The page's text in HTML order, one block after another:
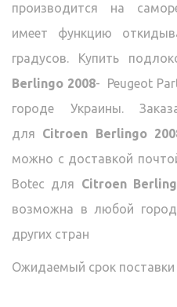
производится на
имеет функцию
градусов. Купить
Berlingo 2008-
Peugeot
городе Украины.
для Citroen Berlingo
можно с доставкой
Botec для Citroen
возможна в любой
других стран
Ожидаемый срок поставки